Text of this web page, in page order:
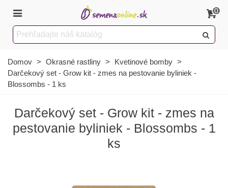
0
Domov > Okrasné rastliny > Kvetinové bomby >
Darčekový set - Grow kit - zmes na pestovanie byliniek -
Blossombs - 1 ks
Darčekový set - Grow kit - zmes na
pestovanie byliniek - Blossombs - 1
ks